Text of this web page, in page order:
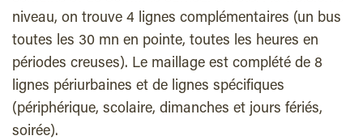
niveau, on trouve 4 lignes complémentaires (un bus
toutes les 30 mn en pointe, toutes les heures en
périodes creuses). Le maillage est complété de 8
lignes périurbaines et de lignes spécifiques
(périphérique, scolaire, dimanches et jours fériés,
soirée).